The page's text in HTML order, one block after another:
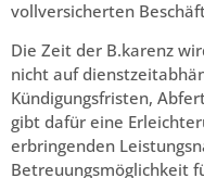
vollversicherten
Die Zeit der B.karenz
nicht auf
Kündigungsfristen,
gibt dafür eine
erbringenden
Betreuungsmöglichkeit